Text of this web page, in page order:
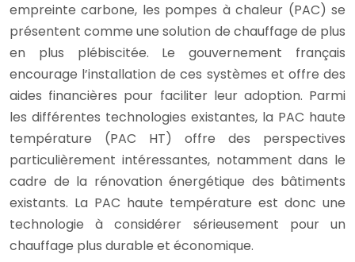
empreinte carbone, les pompes à chaleur (PAC) se
présentent comme une solution de chauffage de plus
en plus plébiscitée. Le gouvernement français
encourage l’installation de ces systèmes et offre des
aides financières pour faciliter leur adoption. Parmi
les différentes technologies existantes, la PAC haute
température (PAC HT) offre des perspectives
particulièrement intéressantes, notamment dans le
cadre de la rénovation énergétique des bâtiments
existants. La PAC haute température est donc une
technologie à considérer sérieusement pour un
chauffage plus durable et économique.